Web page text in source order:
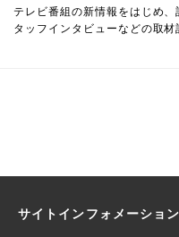
テレビ番組の新情報をはじめ
タッフインタビューなどの取材
サイトインフォメーション